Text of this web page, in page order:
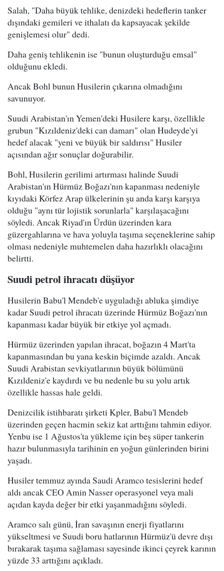
Salah, "Daha büyük tehlike, denizdeki hedeflerin tanker
dışındaki gemileri ve ithalatı da kapsayacak şekilde
genişlemesi olur" dedi.
Daha geniş tehlikenin ise "bunun oluşturduğu emsal"
olduğunu ekledi.
Ancak Bohl bunun Husilerin çıkarına olmadığını
savunuyor.
Suudi Arabistan'ın Yemen'deki Husilere karşı, özellikle
grubun "Kızıldeniz'deki can damarı" olan Hudeyde'yi
hedef alacak "yeni ve büyük bir saldırısı" Husiler
açısından ağır sonuçlar doğurabilir.
Bohl, Husilerin gerilimi artırması halinde Suudi
Arabistan'ın Hürmüz Boğazı'nın kapanması nedeniyle
kıyıdaki Körfez Arap ülkelerinin şu anda karşı karşıya
olduğu "aynı tür lojistik sorunlarla" karşılaşacağını
söyledi. Ancak Riyad'ın Ürdün üzerinden kara
güzergahlarına ve hava yoluyla taşıma seçeneklerine sahip
olması nedeniyle muhtemelen daha hazırlıklı olacağını
belirtti.
Suudi petrol ihracatı düşüyor
Husilerin Babu'l Mendeb'e uyguladığı abluka şimdiye
kadar Suudi petrol ihracatı üzerinde Hürmüz Boğazı'nın
kapanması kadar büyük bir etkiye yol açmadı.
Hürmüz üzerinden yapılan ihracat, boğazın 4 Mart'ta
kapanmasından bu yana keskin biçimde azaldı. Ancak
Suudi Arabistan sevkiyatlarının büyük bölümünü
Kızıldeniz'e kaydırdı ve bu nedenle bu su yolu artık
özellikle hassas hale geldi.
Denizcilik istihbaratı şirketi Kpler, Babu'l Mendeb
üzerinden geçen hacmin sekiz kat arttığını tahmin ediyor.
Yenbu ise 1 Ağustos'ta yükleme için beş süper tankerin
hazır bulunmasıyla tarihinin en yoğun günlerinden birini
yaşadı.
Husiler temmuz ayında Saudi Aramco tesislerini hedef
aldı ancak CEO Amin Nasser operasyonel veya mali
açıdan kayda değer bir etki yaşanmadığını söyledi.
Aramco salı günü, İran savaşının enerji fiyatlarını
yükseltmesi ve Suudi boru hatlarının Hürmüz'ü devre dışı
bırakarak taşıma sağlaması sayesinde ikinci çeyrek karının
yüzde 33 arttığını açıkladı.